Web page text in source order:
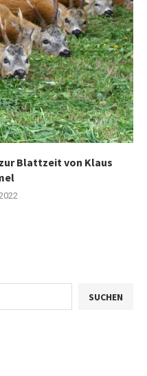
Blattzeit von Klaus
SUCHEN